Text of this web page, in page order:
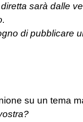
sarà dalle
di pubblicare
su un tema